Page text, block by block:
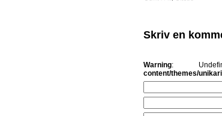
Skriv en
Warning:
content/themes/